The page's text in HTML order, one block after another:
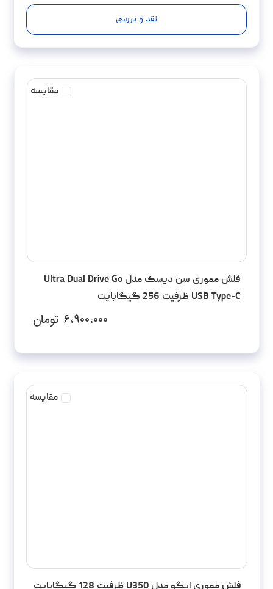
نقد و بررسی
مقایسه
فلش مموری سن دیسک مدل Ultra Dual Drive Go
USB Type-C ظرفیت 256 گیگابایت
۶،۹۰۰،۰۰۰ تومان
مقایسه